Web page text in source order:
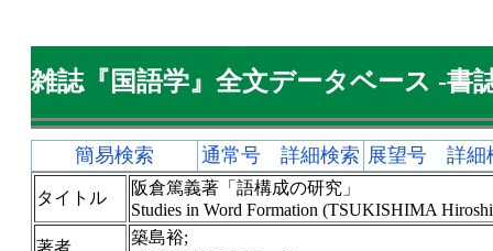
雑誌『国語学』全文データベース -書
簡易検索 通常号 詳細検索 展望号 詳細
タイトル
阪倉篤義著「語構成の研究」
Studies in Word Formation (TSUKISHIMA
著者
築島裕;